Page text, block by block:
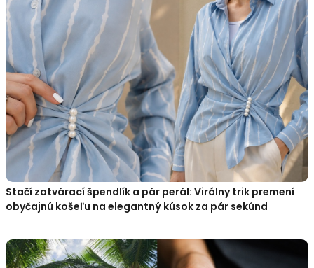
Stačí zatvárací špendlík a pár perál: Virálny trik premení
obyčajnú košeľu na elegantný kúsok za pár sekúnd